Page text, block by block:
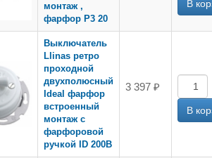
монтаж ,
фарфор Р3 20
Выключатель
Llinas ретро
проходной
двухполюсный
Ideal фарфор
встроенный
монтаж с
фарфоровой
ручкой ID 200B
3 397 ₽